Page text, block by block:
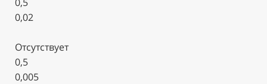
0,02
Отсутствует
0,5
0,005